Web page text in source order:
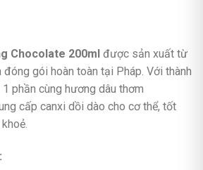
Chocolate 200ml được sản xuất từ
gói hoàn toàn tại Pháp. Với thành
phần cùng hương dâu thơm
cấp canxi dồi dào cho cơ thể, tốt